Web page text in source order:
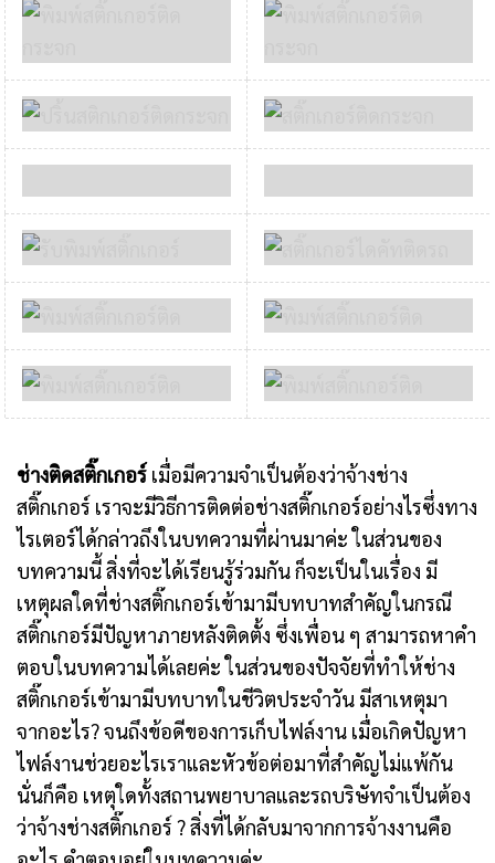
ช่างติดสติ๊กเกอร์ เมื่อมีความจำเป็นต้องว่าจ้างช่าง
สติ๊กเกอร์ เราจะมีวิธีการติดต่อช่างสติ๊กเกอร์อย่างไรซึ่งทาง
ไรเตอร์ได้กล่าวถึงในบทความที่ผ่านมาค่ะ ในส่วนของ
บทความนี้ สิ่งที่จะได้เรียนรู้ร่วมกัน ก็จะเป็นในเรื่อง มี
เหตุผลใดที่ช่างสติ๊กเกอร์เข้ามามีบทบาทสำคัญในกรณี
สติ๊กเกอร์มีปัญหาภายหลังติดตั้ง ซึ่งเพื่อน ๆ สามารถหาคำ
ตอบในบทความได้เลยค่ะ ในส่วนของปัจจัยที่ทำให้ช่าง
สติ๊กเกอร์เข้ามามีบทบาทในชีวิตประจำวัน มีสาเหตุมา
จากอะไร? จนถึงข้อดีของการเก็บไฟล์งาน เมื่อเกิดปัญหา
ไฟล์งานช่วยอะไรเราและหัวข้อต่อมาที่สำคัญไม่แพ้กัน
นั่นก็คือ เหตุใดทั้งสถานพยาบาลและรถบริษัทจำเป็นต้อง
ว่าจ้างช่างสติ๊กเกอร์ ? สิ่งที่ได้กลับมาจากการจ้างงานคือ